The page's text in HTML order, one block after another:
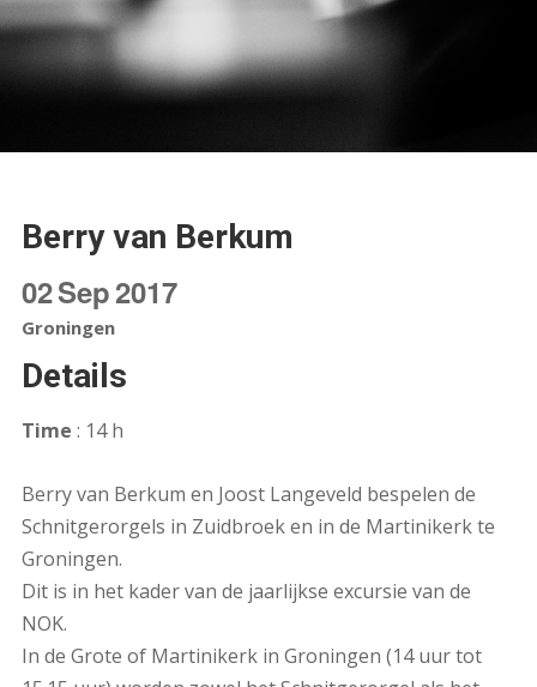
Berry van Berkum
02Sep2017
Groningen
Details
Time : 14 h
Berry van Berkum en Joost Langeveld bespelen de
Schnitgerorgels in Zuidbroek en in de Martinikerk te
Groningen.
Dit is in het kader van de jaarlijkse excursie van de
NOK.
In de Grote of Martinikerk in Groningen (14 uur tot